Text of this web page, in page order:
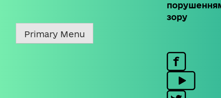
зору
Primary Menu